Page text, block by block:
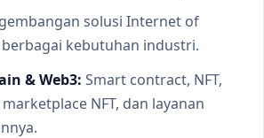
solusi Internet of
kebutuhan industri.
& Web3: Smart contract, NFT,
NFT, dan layanan